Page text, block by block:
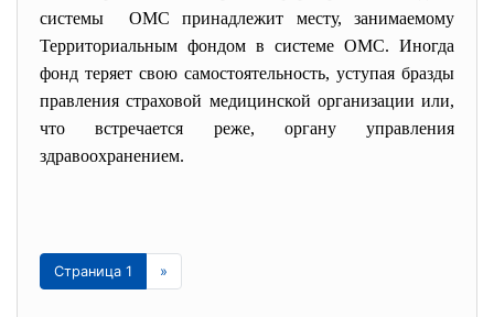
системы ОМС принадлежит месту, занимаемому
Территориальным фондом в системе ОМС. Иногда
фонд теряет свою самостоятельность, уступая бразды
правления страховой медицинской организации или,
что встречается реже, органу управления
здравоохранением.
Страница 1 »